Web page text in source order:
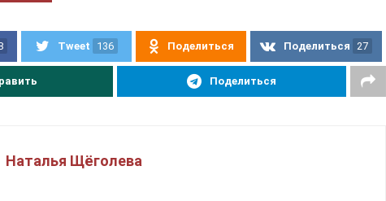
Tweet 136 Поделиться Поделиться 27
Поделиться
Наталья Щёголева